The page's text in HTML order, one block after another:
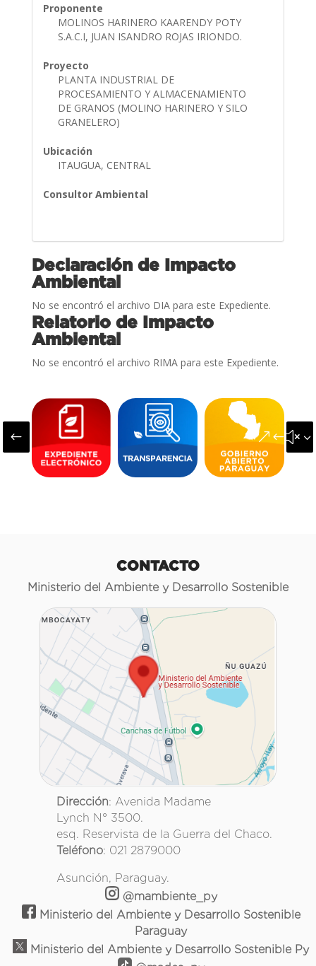
Proponente
MOLINOS HARINERO KAARENDY POTY
S.A.C.I, JUAN ISANDRO ROJAS IRIONDO.
Proyecto
PLANTA INDUSTRIAL DE
PROCESAMIENTO Y ALMACENAMIENTO
DE GRANOS (MOLINO HARINERO Y SILO
GRANELERO)
Ubicación
ITAUGUA, CENTRAL
Consultor Ambiental
Declaración de Impacto
Ambiental
No se encontró el archivo DIA para este Expediente.
Relatorio de Impacto
Ambiental
No se encontró el archivo RIMA para este Expediente.
#
CONTACTO
Ministerio del Ambiente y Desarrollo Sostenible
Dirección: Avenida Madame
Lynch N° 3500.
esq. Reservista de la Guerra del Chaco.
Teléfono: 021 2879000
Asunción, Paraguay.
@mambiente_py
Ministerio del Ambiente y Desarrollo Sostenible
Paraguay
Ministerio del Ambiente y Desarrollo Sostenible Py